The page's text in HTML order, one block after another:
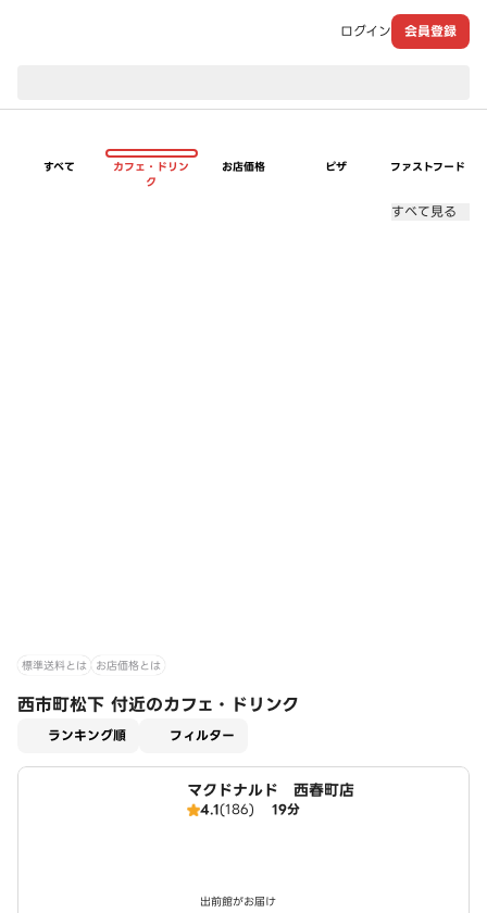
ログイン 会員登録
すべて
カフェ・ドリン
ク
お店価格 ピザ ファストフード
すべて見る
標準送料とは お店価格とは
西市町松下 付近のカフェ・ドリンク
ランキング順 フィルター
マクドナルド 西春町店
4.1(186) 19分
出前館がお届け